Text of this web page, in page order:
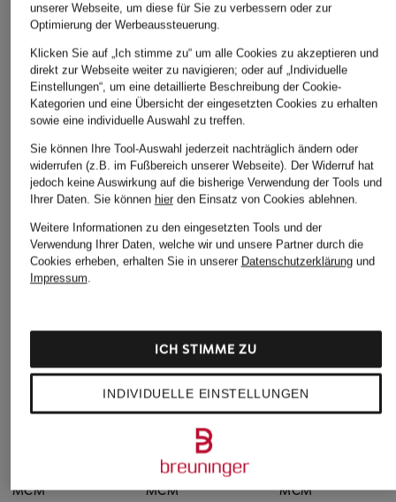
MCM
MCM
MCM
unserer Webseite, um diese für Sie zu verbessern oder zur
Optimierung der Werbeaussteuerung.
Klicken Sie auf „Ich stimme zu“ um alle Cookies zu akzeptieren und
direkt zur Webseite weiter zu navigieren; oder auf „Individuelle
Einstellungen“, um eine detaillierte Beschreibung der Cookie-
Kategorien und eine Übersicht der eingesetzten Cookies zu erhalten
sowie eine individuelle Auswahl zu treffen.
Sie können Ihre Tool-Auswahl jederzeit nachträglich ändern oder
widerrufen (z.B. im Fußbereich unserer Webseite). Der Widerruf hat
jedoch keine Auswirkung auf die bisherige Verwendung der Tools und
Ihrer Daten. Sie können hierden Einsatz von Cookies ablehnen.
Weitere Informationen zu den eingesetzten Tools und der
Verwendung Ihrer Daten, welche wir und unsere Partner durch die
Cookies erheben, erhalten Sie in unserer Datenschutzerklärungund
Impressum.
INDIVIDUELLE EINSTELLUNGEN
ICH STIMME ZU